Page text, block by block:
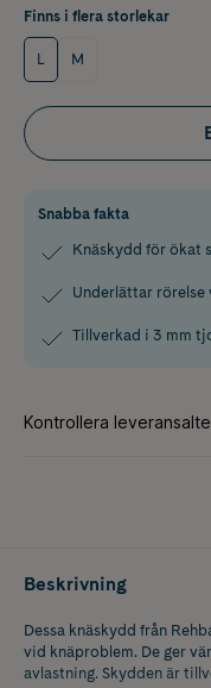
Finns i flera storlekar
L M
Snabba fakta
Knäskydd för ökat
Underlättar rörelse
Tillverkad i 3 mm
Beskrivning
Dessa knäskydd från
vid knäproblem. De ger
avlastning. Skydden är